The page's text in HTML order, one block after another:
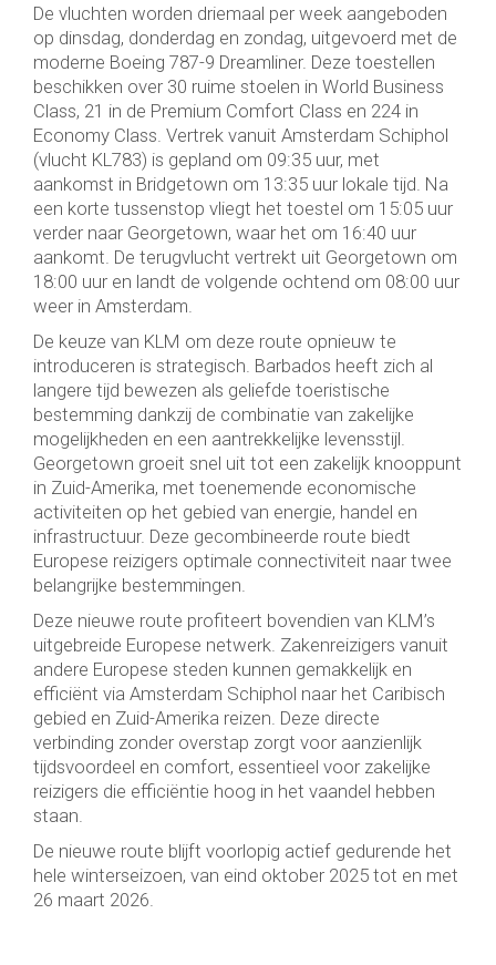
De vluchten worden driemaal per week aangeboden
op dinsdag, donderdag en zondag, uitgevoerd met de
moderne Boeing 787-9 Dreamliner. Deze toestellen
beschikken over 30 ruime stoelen in World Business
Class, 21 in de Premium Comfort Class en 224 in
Economy Class. Vertrek vanuit Amsterdam Schiphol
(vlucht KL783) is gepland om 09:35 uur, met
aankomst in Bridgetown om 13:35 uur lokale tijd. Na
een korte tussenstop vliegt het toestel om 15:05 uur
verder naar Georgetown, waar het om 16:40 uur
aankomt. De terugvlucht vertrekt uit Georgetown om
18:00 uur en landt de volgende ochtend om 08:00 uur
weer in Amsterdam.
De keuze van KLM om deze route opnieuw te
introduceren is strategisch. Barbados heeft zich al
langere tijd bewezen als geliefde toeristische
bestemming dankzij de combinatie van zakelijke
mogelijkheden en een aantrekkelijke levensstijl.
Georgetown groeit snel uit tot een zakelijk knooppunt
in Zuid-Amerika, met toenemende economische
activiteiten op het gebied van energie, handel en
infrastructuur. Deze gecombineerde route biedt
Europese reizigers optimale connectiviteit naar twee
belangrijke bestemmingen.
Deze nieuwe route profiteert bovendien van KLM’s
uitgebreide Europese netwerk. Zakenreizigers vanuit
andere Europese steden kunnen gemakkelijk en
efficiënt via Amsterdam Schiphol naar het Caribisch
gebied en Zuid-Amerika reizen. Deze directe
verbinding zonder overstap zorgt voor aanzienlijk
tijdsvoordeel en comfort, essentieel voor zakelijke
reizigers die efficiëntie hoog in het vaandel hebben
staan.
De nieuwe route blijft voorlopig actief gedurende het
hele winterseizoen, van eind oktober 2025 tot en met
26 maart 2026.